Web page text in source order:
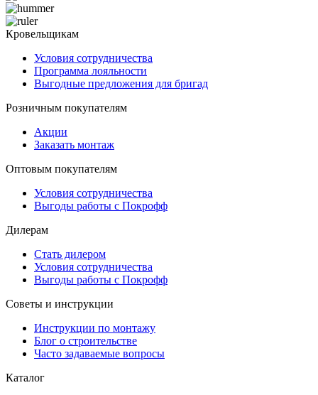
Кровельщикам
Условия сотрудничества
Программа лояльности
Выгодные предложения для бригад
Розничным покупателям
Акции
Заказать монтаж
Оптовым покупателям
Условия сотрудничества
Выгоды работы с Покрофф
Дилерам
Стать дилером
Условия сотрудничества
Выгоды работы с Покрофф
Советы и инструкции
Инструкции по монтажу
Блог о строительстве
Часто задаваемые вопросы
Каталог